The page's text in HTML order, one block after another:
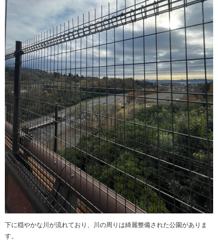
下に穏やかな川が流れており、川の周りは綺麗整備された公園がありま
す。